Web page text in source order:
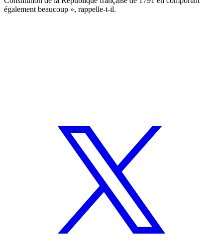
également beaucoup », rappelle-t-il.